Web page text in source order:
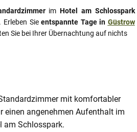
imHotel am Schlosspark
Erleben Sieentspannte Tage in Güstrow
Sie bei Ihrer Übernachtung auf nichts